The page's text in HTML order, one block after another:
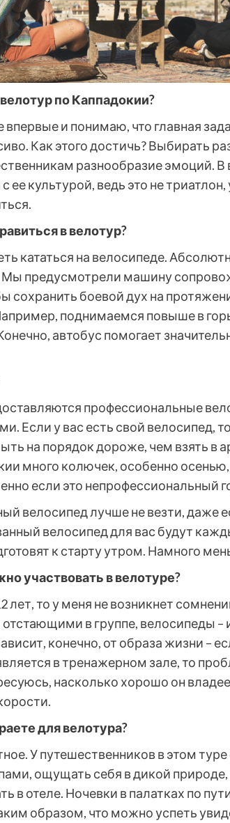
по Каппадокии?
и понимаю, что главная
Как этого достичь? Выбирать
разнообразие эмоций.
ее культурой, ведь это не
в велотур?
кататься на велосипеде.
предусмотрели машину
сохранить боевой дух на
поднимаемся повыше в
автобус помогает
профессиональные
Если у вас есть свой велосипед,
на порядок дороже, чем взять в
много колючек, особенно
если это непрофессиональный
велосипед лучше не везти,
велосипед для вас будут
к старту утром. Намного
участвовать в велотуре?
лет, то у меня не возникнет
в группе, велосипеды –
конечно, от образа жизни –
в тренажерном зале, то
насколько хорошо он
для велотура?
У путешественников в этом туре
ощущать себя в дикой
в отеле. Ночевки в палатках по
образом, что можно успеть